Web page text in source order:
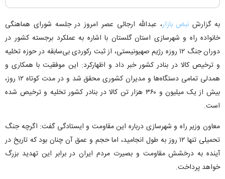
به گزارش نبض بازار، عبدالله ارجائی عصر امروز در جلسه شورای هماهنگی
خانواده راه و شهرسازی استان گلستان با اشاره به عملکرد برجسته کشور در
دوران جنگ ۱۲ روزه رژیم صهیونیستی، از ثبت رکوردی بی‌سابقه در حوزه تخلیه
و ترخیص کالا در بنادر کشور خبر داد و اظهارکرد: این موفقیت با همکاری و
همدلی تمامی دستگاه‌ها و مدیران کشوری محقق شد و در مدت کوتاه ۱۲ روز،
بیش از یک میلیون و ۳۶۰ هزار تن کالا در بنادر کشور تخلیه و ترخیص شده
است.
معاون وزیر راه و شهرسازی درباره این مقاومت و ایستادگی گفت: اگرچه جنگ
تحمیلی تنها ۱۲ روز به طول انجامید، اما حجم و عمق آن چنان بود که تاریخ در
آینده به درخشش مقاومت و بصیرت مردم ایران در برابر این تهدید بزرگ
خواهد پرداخت.